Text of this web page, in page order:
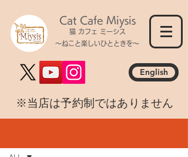
Cat Cafe Miysis
猫 カフェ ミーシス
～ねこと楽しいひとときを～
English
​※当店は予約制ではありません